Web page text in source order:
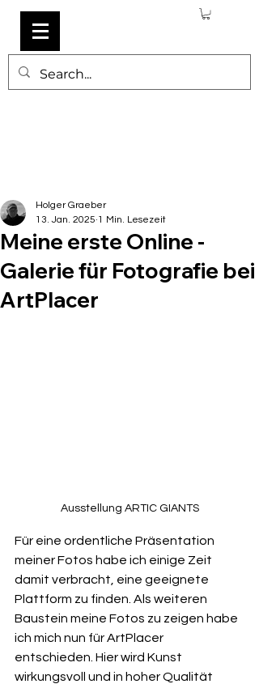
Meine erste Online -
Galerie für Fotografie bei
ArtPlacer
Holger Graeber
13. Jan. 2025 1 Min. Lesezeit
Ausstellung ARTIC GIANTS
Für eine ordentliche Präsentation
meiner Fotos habe ich einige Zeit
damit verbracht, eine geeignete
Plattform zu finden. Als weiteren
Baustein meine Fotos zu zeigen habe
ich mich nun für ArtPlacer
entschieden. Hier wird Kunst
wirkungsvoll und in hoher Qualität